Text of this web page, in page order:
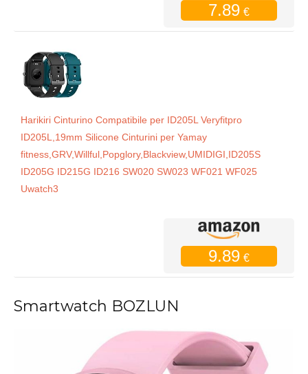
7.89 €
Harikiri Cinturino Compatibile per ID205L Veryfitpro
ID205L,19mm Silicone Cinturini per Yamay
fitness,GRV,Willful,Popglory,Blackview,UMIDIGI,ID205S
ID205G ID215G ID216 SW020 SW023 WF021 WF025
Uwatch3
9.89 €
Smartwatch BOZLUN